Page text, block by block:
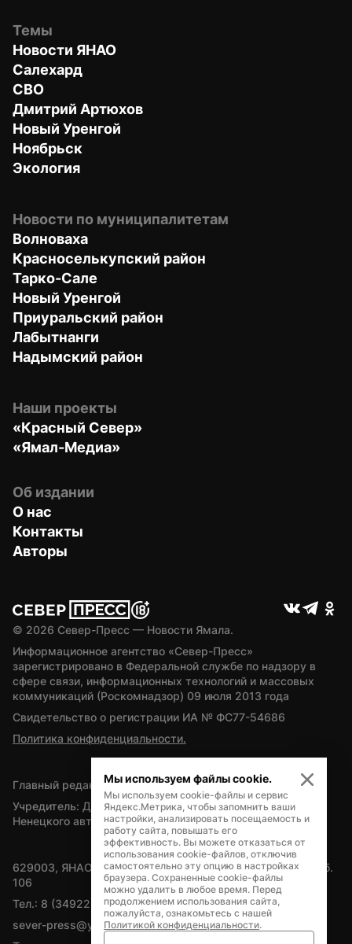
Темы
Новости ЯНАО
Салехард
СВО
Дмитрий Артюхов
Новый Уренгой
Ноябрьск
Экология
Новости по муниципалитетам
Волноваха
Красноселькупский район
Тарко-Сале
Новый Уренгой
Приуральский район
Лабытнанги
Надымский район
Наши проекты
«Красный Север»
«Ямал-Медиа»
Об издании
О нас
Контакты
Авторы
© 2026 Север-Пресс — Новости Ямала.
Информационное агентство «Север-Пресс»
зарегистрировано в Федеральной службе по надзору в
сфере связи, информационных технологий и массовых
коммуникаций (Роскомнадзор) 09 июля 2013 года
Свидетельство о регистрации ИА № ФС77-54686
Политика конфиденциальности.
Главный редактор — А.Л. Поздеев
Учредитель: Департамент внутренней политики Ямало-
Ненецкого автономного округа
629003, ЯНАО, Салехард, мкр. Богдана Кнунянца, д.1, каб.
106
Тел.: 8 (34922) 71262
sever-press@yamal-media.ru
Мы используем файлы cookie.
Мы используем cookie-файлы и сервис
Яндекс.Метрика, чтобы запомнить ваши
настройки, анализировать посещаемость и
работу сайта, повышать его
эффективность. Вы можете отказаться от
использования cookie-файлов, отключив
самостоятельно эту опцию в настройках
браузера. Сохраненные cookie-файлы
можно удалить в любое время. Перед
продолжением использования сайта,
пожалуйста, ознакомьтесь с нашей
Политикой конфиденциальности.